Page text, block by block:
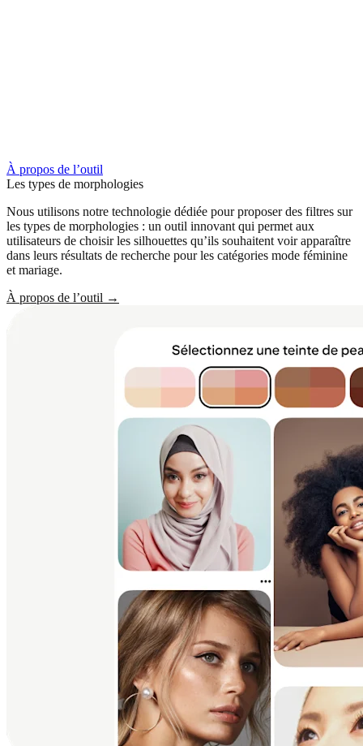
À propos de l’outil
Les types de morphologies
Nous utilisons notre technologie dédiée pour proposer des filtres sur
les types de morphologies : un outil innovant qui permet aux
utilisateurs de choisir les silhouettes qu’ils souhaitent voir apparaître
dans leurs résultats de recherche pour les catégories mode féminine
et mariage.
À propos de l’outil →